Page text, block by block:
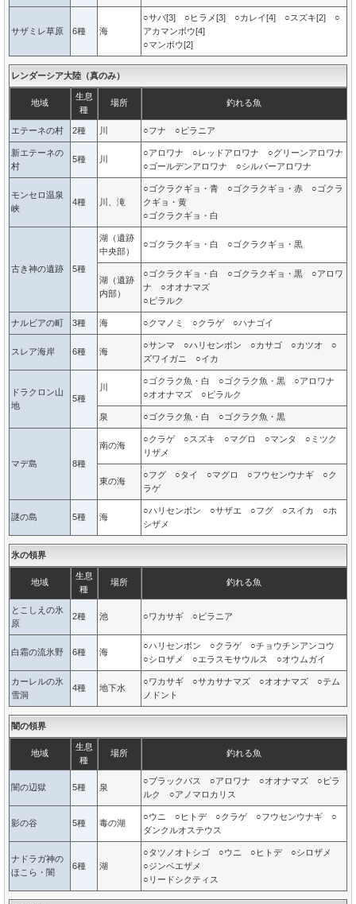
サザミレ草原 6種 海
○サバ[3] ○ヒラメ[3] ○カレイ[4] ○スズキ[2] ○
アカマンボウ[4]
○マンボウ[2]
レンダーシア大陸（真のみ）
地域
生息
種
場所 釣れる魚
エテーネの村 2種 川 ○フナ ○ピラニア
新エテーネの
村
5種 川
○アロワナ ○レッドアロワナ ○グリーンアロワナ
○ゴールデンアロワナ ○シルバーアロワナ
モンセロ温泉
峡
4種 川、滝
○ゴクラクギョ・青 ○ゴクラクギョ・赤 ○ゴクラ
クギョ・黄
○ゴクラクギョ・白
古き神の遺跡 5種
湖（遺跡
中央部）
○ゴクラクギョ・白 ○ゴクラクギョ・黒
湖（遺跡
内部）
○ゴクラクギョ・白 ○ゴクラクギョ・黒 ○アロワ
ナ ○オオナマズ
○ピラルク
ナルビアの町 3種 海 ○クマノミ ○クラゲ ○ハナゴイ
スレア海岸 6種 海
○サンマ ○ハリセンボン ○カサゴ ○カツオ ○
ズワイガニ ○イカ
ドラクロン山
地
5種
川
○ゴクラク魚・白 ○ゴクラク魚・黒 ○アロワナ
○オオナマズ ○ピラルク
泉 ○ゴクラク魚・白 ○ゴクラク魚・黒
マデ島 8種
南の海
○クラゲ ○スズキ ○マグロ ○マンタ ○ミツク
リザメ
東の海
○フグ ○タイ ○マグロ ○フウセンウナギ ○ク
ラゲ
謎の島 5種 海
○ハリセンボン ○サザエ ○フグ ○スイカ ○ホ
シザメ
氷の領界
地域
生息
種
場所 釣れる魚
とこしえの氷
原
2種 池 ○ワカサギ ○ピラニア
白霜の流氷野 6種 海
○ハリセンボン ○クラゲ ○チョウチンアンコウ
○シロザメ ○エラスモサウルス ○オウムガイ
カーレルの氷
雪洞
4種 地下水
○ワカサギ ○サカサナマズ ○オオナマズ ○テム
ノドント
闇の領界
地域
生息
種
場所 釣れる魚
闇の辺獄 5種 泉
○ブラックバス ○アロワナ ○オオナマズ ○ピラ
ルク ○アノマロカリス
影の谷 5種 毒の湖
○ウニ ○ヒトデ ○クラゲ ○フウセンウナギ ○
ダンクルオステウス
ナドラガ神の
ほこら・闇
6種 湖
○タツノオトシゴ ○ウニ ○ヒトデ ○シロザメ
○ジンベエザメ
○リードシクティス